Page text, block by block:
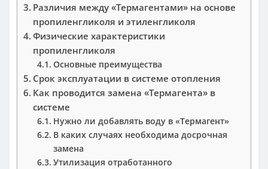
Различия между «Термагентами» на основе
пропиленгликоля и этиленгликоля
Физические характеристики
пропиленгликоля
Основные преимущества
Срок эксплуатации в системе отопления
Как проводится замена «Термагента» в
системе
Нужно ли добавлять воду в «Термагент»
В каких случаях необходима досрочная
замена
Утилизация отработанного